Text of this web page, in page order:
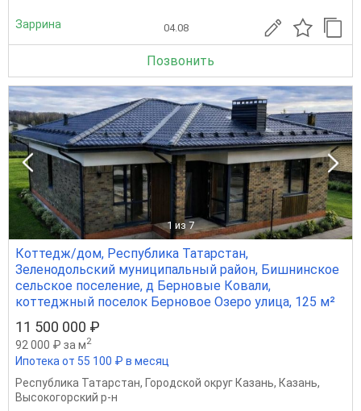
Заррина 04.08
Позвонить
1 из 7
Коттедж/дом, Республика Татарстан,
Зеленодольский муниципальный район, Бишнинское
сельское поселение, д Берновые Ковали,
коттеджный поселок Берновое Озеро улица, 125 м²
11 500 000 ₽
92 000 ₽ за м2
Ипотека от 55 100 ₽ в месяц
Республика Татарстан, Городской округ Казань, Казань,
Высокогорский р-н